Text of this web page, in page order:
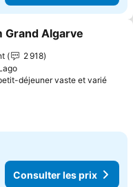
à mes favoris
Grand Algarve
2 918
déjeuner vaste et varié
Consulter les prix